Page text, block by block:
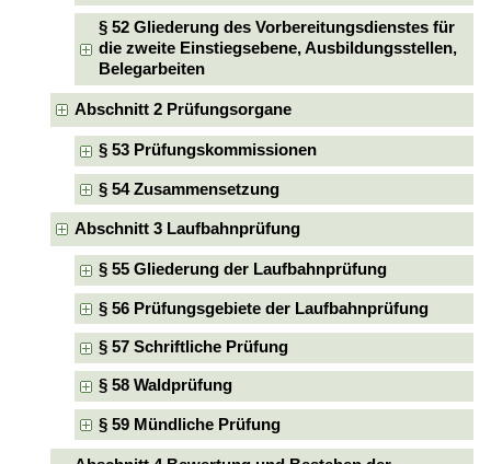
§ 52 Gliederung des Vorbereitungsdienstes für
die zweite Einstiegsebene, Ausbildungsstellen,
Belegarbeiten
Abschnitt 2 Prüfungsorgane
§ 53 Prüfungskommissionen
§ 54 Zusammensetzung
Abschnitt 3 Laufbahnprüfung
§ 55 Gliederung der Laufbahnprüfung
§ 56 Prüfungsgebiete der Laufbahnprüfung
§ 57 Schriftliche Prüfung
§ 58 Waldprüfung
§ 59 Mündliche Prüfung